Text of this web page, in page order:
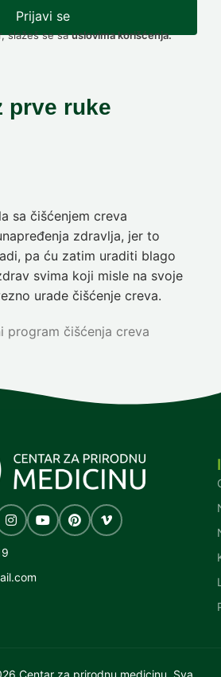
Prijavi se
slažeš se sauslovima korišćenja.
prve ruke
sa čišćenjem creva
zdravlja, jer to
pa ću zatim uraditi blago
svima koji misle na svoje
urade čišćenje creva.
program čišćenja creva
Centar za prirodnu medicinu. Sva